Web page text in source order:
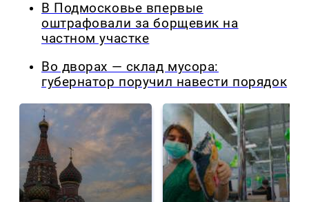
В Подмосковье впервые
оштрафовали за борщевик на
частном участке
Во дворах — склад мусора:
губернатор поручил навести порядок